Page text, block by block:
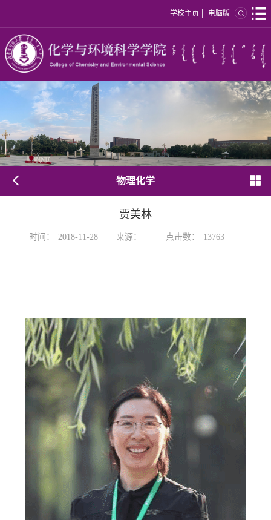
学校主页 | 电脑版
物理化学
贾美林
时间： 2018-11-28 来源： 点击数： 13763